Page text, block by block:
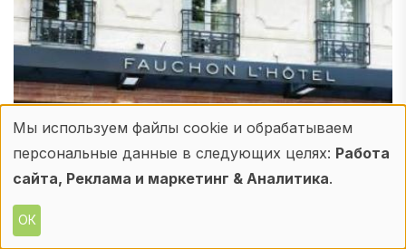
Использование
персональных
данных
Мы используем файлы cookie и обрабатываем
персональные данные в следующих целях: Работа
сайта, Реклама и маркетинг & Аналитика.
ОК